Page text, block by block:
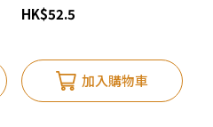
HK$52.5
加入購物車